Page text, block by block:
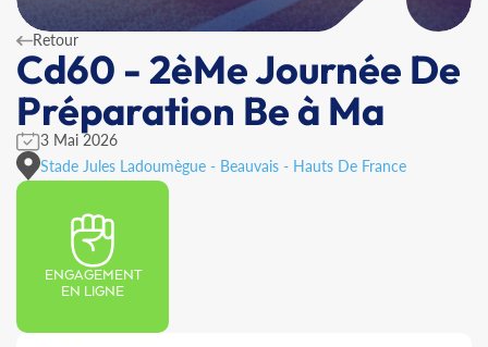
Retour
Cd60 - 2èMe Journée De
Préparation Be à Ma
3 Mai 2026
Stade Jules Ladoumègue - Beauvais - Hauts De France
ENGAGEMENT
EN LIGNE